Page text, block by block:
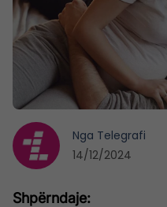
Nga Telegrafi
14/12/2024